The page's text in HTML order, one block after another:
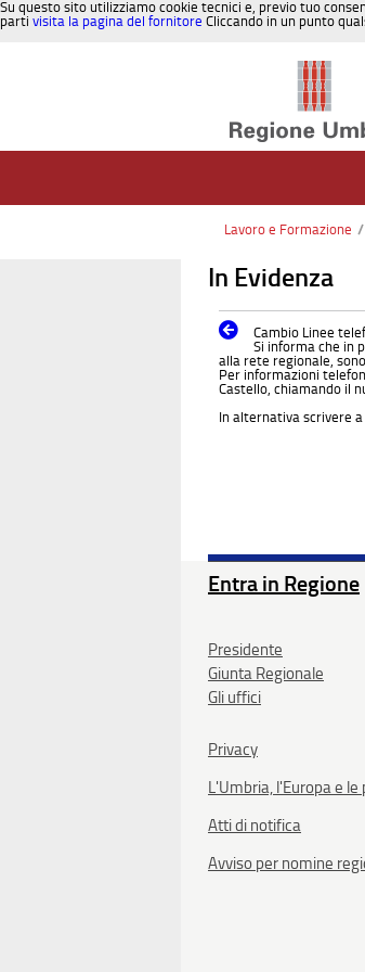
Su questo sito utilizziamo cookie tecnici e, previo tuo
parti visita la pagina del fornitore Cliccando in un punto
Lavoro e Formazione /
In Evidenza
Cambio Linee
Si informa che in
alla rete regionale,
Per informazioni
Castello, chiamando il
In alternativa scrivere a
Entra in Regione
Presidente
Giunta Regionale
Gli uffici
Privacy
L'Umbria, l'Europa e
Atti di notifica
Avviso per nomine